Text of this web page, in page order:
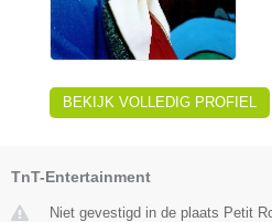
BEKIJK VOLLEDIG PROFIEL
TnT-Entertainment
Niet gevestigd in de plaats Petit